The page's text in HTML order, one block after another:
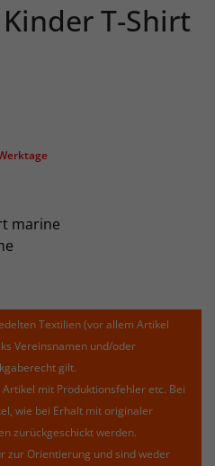
T-Shirt
marine
Textilien (vor allem Artikel
Vereinsnamen und/oder
gilt.
mit Produktionsfehler etc. Bei
wie bei Erhalt mit originaler
zurückgeschickt werden.
zur Orientierung und sind weder